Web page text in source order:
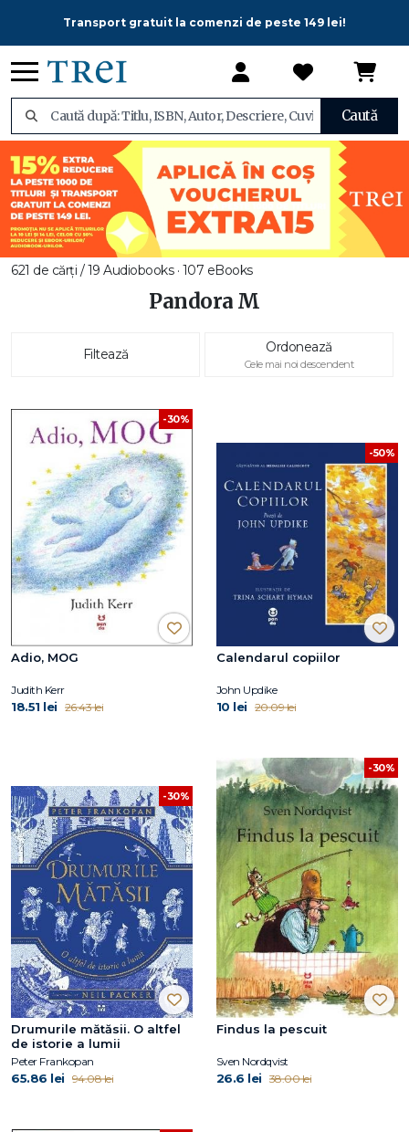
Transport gratuit la comenzi de peste 149 lei!
Caută
621 de cărți / 19 Audiobooks · 107 eBooks
Pandora M
Filtează Ordonează
Cele mai noi descendent
-30%
Adio, MOG
Judith Kerr
18.51 lei 26.43 lei
-50%
Calendarul copiilor
John Updike
10 lei 20.09 lei
-30%
Drumurile mătăsii. O altfel
de istorie a lumii
Peter Frankopan
65.86 lei 94.08 lei
-30%
Findus la pescuit
Sven Nordqvist
26.6 lei 38.00 lei